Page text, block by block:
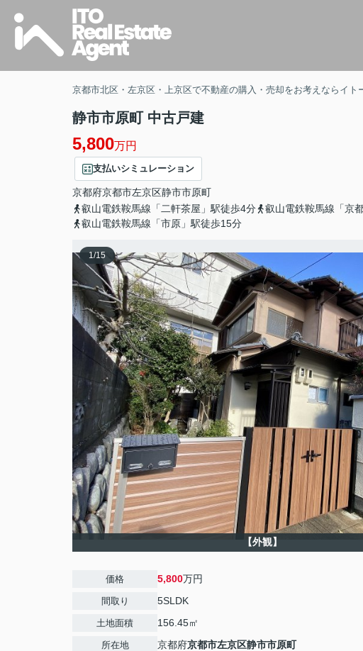
京都市北区・左京区・上京区で不動産の購入・売却をお考えならイト
静市市原町 中古戸建
5,800万円
支払いシミュレーション
京都府京都市左京区静市市原町
叡山電鉄鞍馬線「二軒茶屋」駅徒歩4分
叡山電鉄鞍馬線「京
叡山電鉄鞍馬線「市原」駅徒歩15分
1/15
【外観】
価格 5,800万円
間取り 5SLDK
土地面積 156.45㎡
所在地 京都府京都市左京区静市市原町